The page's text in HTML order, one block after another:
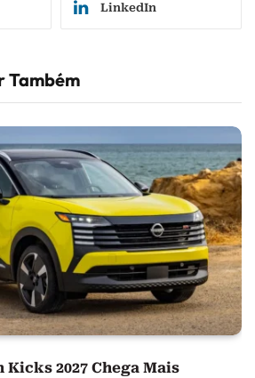
LinkedIn
Também
Kicks 2027 Chega Mais